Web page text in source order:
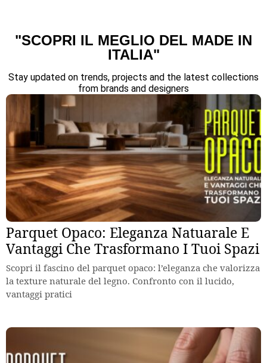
"SCOPRI IL MEGLIO DEL MADE IN
ITALIA"
Stay updated on trends, projects and the latest collections
from brands and designers
Parquet Opaco: Eleganza Natuarale E
Vantaggi Che Trasformano I Tuoi Spazi
Scopri il fascino del parquet opaco: l’eleganza che valorizza
la texture naturale del legno. Confronto con il lucido,
vantaggi pratici